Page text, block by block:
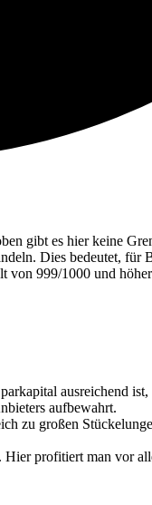
gibt es hier keine
Dies bedeutet, für
999/1000 und
ausreichend
aufbewahrt.
zu großen
profitiert man vor